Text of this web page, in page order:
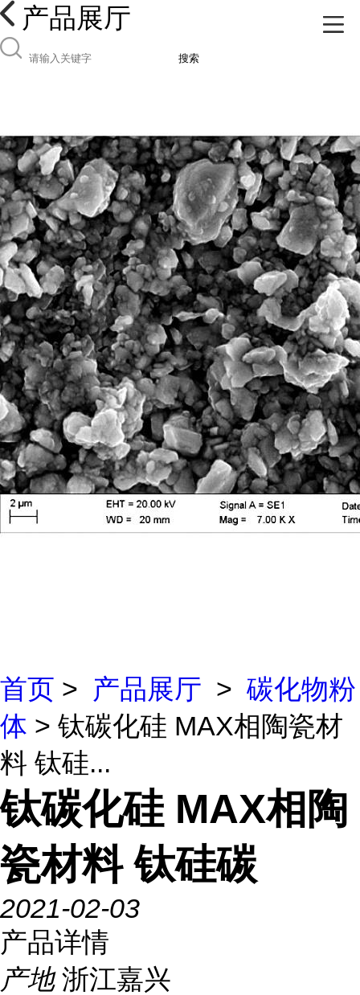
产品展厅
搜索
首页 > 产品展厅 > 碳化物粉
体 > 钛碳化硅 MAX相陶瓷材
料 钛硅...
钛碳化硅 MAX相陶
瓷材料 钛硅碳
2021-02-03
产品详情
产地 浙江嘉兴